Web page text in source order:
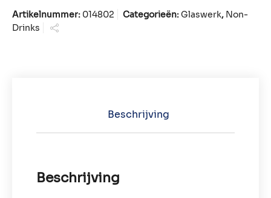
Artikelnummer: 014802 Categorieën:Glaswerk, Non-
Drinks
Beschrijving
Beschrijving